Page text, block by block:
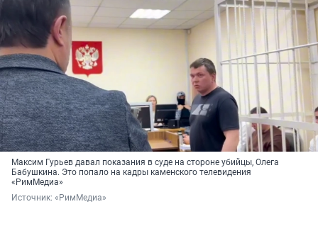
случилась она еще в начале января. Вскоре
после Нового года пятеро парней вывезли
четырех девушек на автомойку
Этому предшествовал конфликт: 21-летний
Давид Анашкин навязчиво названивал одной
из девчонок. За нее заступилась подруга,
попросила его больше не звонить. В результате
молодые люди наговорили друг другу
грубостей.
За это девушек похитили и привезли на мойку,
Максим Гурьев давал показания в суде на стороне убийцы, Олега
Бабушкина. Это попало на кадры каменского телевидения
«РимМедиа»
Источник: «РимМедиа»